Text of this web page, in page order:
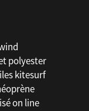
polyester
kitesurf
on line